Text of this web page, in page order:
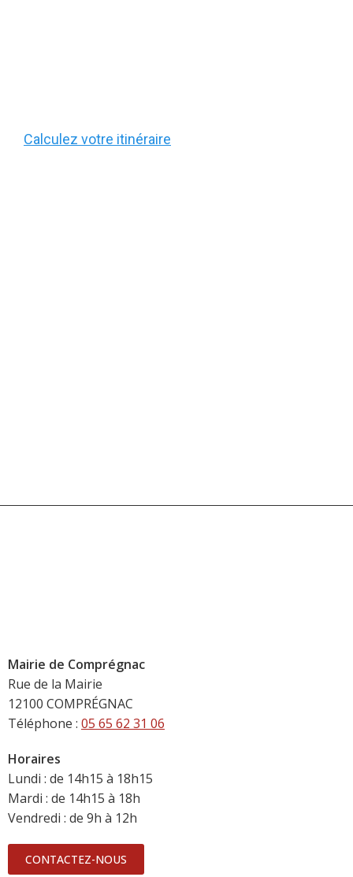
Calculez votre itinéraire
Mairie de Comprégnac
Rue de la Mairie
12100 COMPRÉGNAC
Téléphone : 05 65 62 31 06
Horaires
Lundi : de 14h15 à 18h15
Mardi : de 14h15 à 18h
Vendredi : de 9h à 12h
CONTACTEZ-NOUS